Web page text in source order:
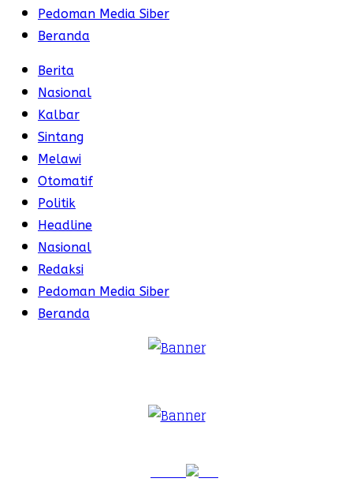
Pedoman Media Siber
Beranda
Berita
Nasional
Kalbar
Sintang
Melawi
Otomatif
Politik
Headline
Nasional
Redaksi
Pedoman Media Siber
Beranda